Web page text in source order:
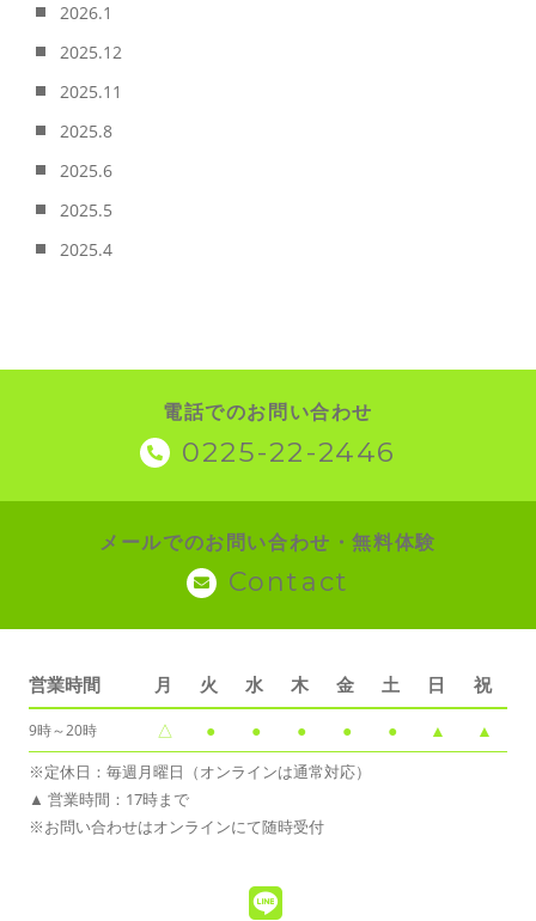
2026.1
2025.12
2025.11
2025.8
2025.6
2025.5
2025.4
電話でのお問い合わせ
0225-22-2446
メールでのお問い合わせ・無料体験
Contact
営業時間 月 火 水 木 金 土 日 祝
9時～20時 △ ● ● ● ● ● ▲ ▲
※定休日：毎週月曜日（オンラインは通常対応）
▲ 営業時間：17時まで
※お問い合わせはオンラインにて随時受付